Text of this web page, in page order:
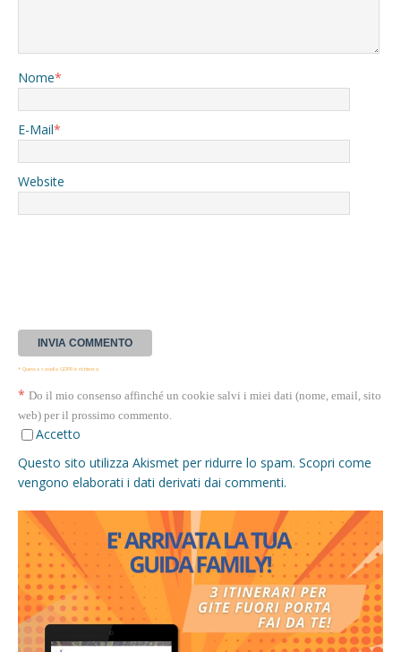
Nome*
E-Mail*
Website
* Questa casella GDPR è richiesta
* Do il mio consenso affinché un cookie salvi i miei dati (nome, email, sito
web) per il prossimo commento.
Accetto
Questo sito utilizza Akismet per ridurre lo spam. Scopri come
vengono elaborati i dati derivati dai commenti.